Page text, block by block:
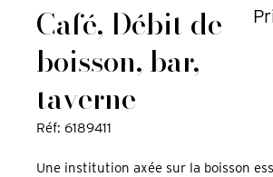
Café, Débit de
boisson, bar,
taverne
Réf: 6189411
Une institution axée sur la boisson